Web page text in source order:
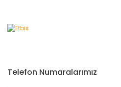
Telefon Numaralarımız